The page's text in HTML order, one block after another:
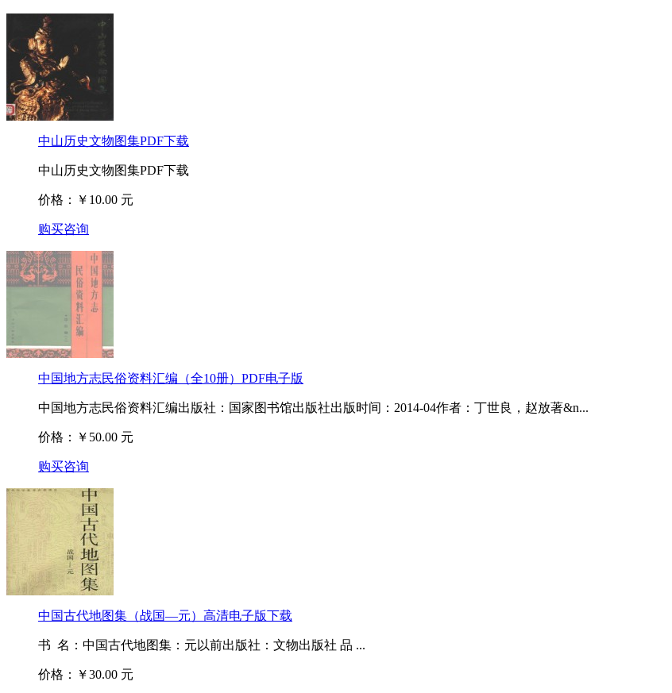
中山历史文物图集PDF下载
中山历史文物图集PDF下载
价格：￥10.00 元
购买咨询
中国地方志民俗资料汇编（全10册）PDF电子版
中国地方志民俗资料汇编出版社：国家图书馆出版社出版时间：2014-04作者：丁世良，赵放著&n...
价格：￥50.00 元
购买咨询
中国古代地图集（战国—元）高清电子版下载
书 名：中国古代地图集：元以前出版社：文物出版社 品 ...
价格：￥30.00 元